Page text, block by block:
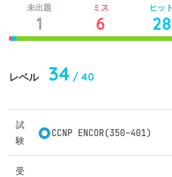
未出題
1
ミス
6
ヒット
28
レベル 34 / 40
試
験
CCNP ENCOR(350-401)
受